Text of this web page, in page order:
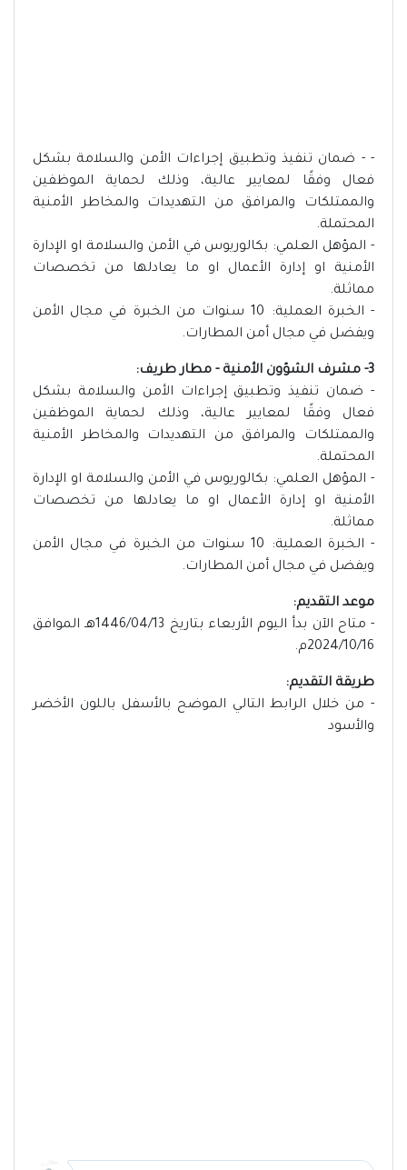
- - ضمان تنفيذ وتطبيق إجراءات الأمن والسلامة بشكل
فعال وفقًا لمعايير عالية، وذلك لحماية الموظفين
والممتلكات والمرافق من التهديدات والمخاطر الأمنية
المحتملة.
- المؤهل العلمي: بكالوريوس في الأمن والسلامة او الإدارة
الأمنية او إدارة الأعمال او ما يعادلها من تخصصات
مماثلة.
- الخبرة العملية: 10 سنوات من الخبرة في مجال الأمن
ويفضل في مجال أمن المطارات.
3- مشرف الشؤون الأمنية - مطار طريف:
- ضمان تنفيذ وتطبيق إجراءات الأمن والسلامة بشكل
فعال وفقًا لمعايير عالية، وذلك لحماية الموظفين
والممتلكات والمرافق من التهديدات والمخاطر الأمنية
المحتملة.
- المؤهل العلمي: بكالوريوس في الأمن والسلامة او الإدارة
الأمنية او إدارة الأعمال او ما يعادلها من تخصصات
مماثلة.
- الخبرة العملية: 10 سنوات من الخبرة في مجال الأمن
ويفضل في مجال أمن المطارات.
موعد التقديم:
- متاح الآن بدأ اليوم الأربعاء بتاريخ 1446/04/13هـ الموافق
2024/10/16م.
طريقة التقديم:
- من خلال الرابط التالي الموضح بالأسفل باللون الأخضر
والأسود